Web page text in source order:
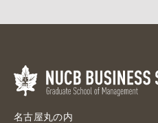
名古屋丸の内